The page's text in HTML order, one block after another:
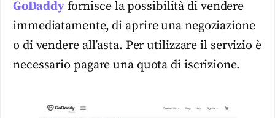
GoDaddyfornisce la possibilità di vendere
immediatamente, di aprire una negoziazione
o di vendere all’asta. Per utilizzare il servizio è
necessario pagare una quota di iscrizione.